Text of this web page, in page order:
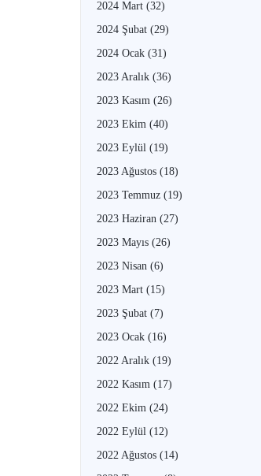
2024 Mart (32)
2024 Şubat (29)
2024 Ocak (31)
2023 Aralık (36)
2023 Kasım (26)
2023 Ekim (40)
2023 Eylül (19)
2023 Ağustos (18)
2023 Temmuz (19)
2023 Haziran (27)
2023 Mayıs (26)
2023 Nisan (6)
2023 Mart (15)
2023 Şubat (7)
2023 Ocak (16)
2022 Aralık (19)
2022 Kasım (17)
2022 Ekim (24)
2022 Eylül (12)
2022 Ağustos (14)